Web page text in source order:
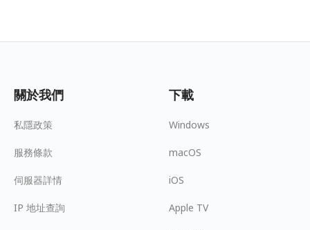
關於我們
私隱政策
服務條款
伺服器詳情
IP 地址查詢
下載
Windows
macOS
iOS
Apple TV